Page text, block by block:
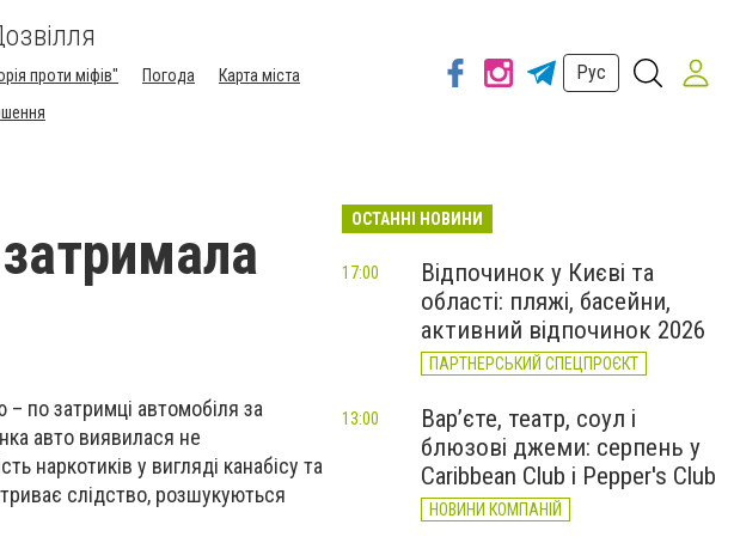
проти міфів" Погода
Карта міста
Рус
затримала
по затримці автомобіля за
авто виявилася не
наркотиків у вигляді канабісу та
слідство, розшукуються
ОСТАННІ НОВИНИ
Відпочинок у Києві та
області: пляжі, басейни,
активний відпочинок 2026
ПАРТНЕРСЬКИЙ СПЕЦПРОЄКТ
17:00
Вар’єте, театр, соул і
блюзові джеми: серпень у
Caribbean Club і Pepper's Club
НОВИНИ КОМПАНІЙ
13:00